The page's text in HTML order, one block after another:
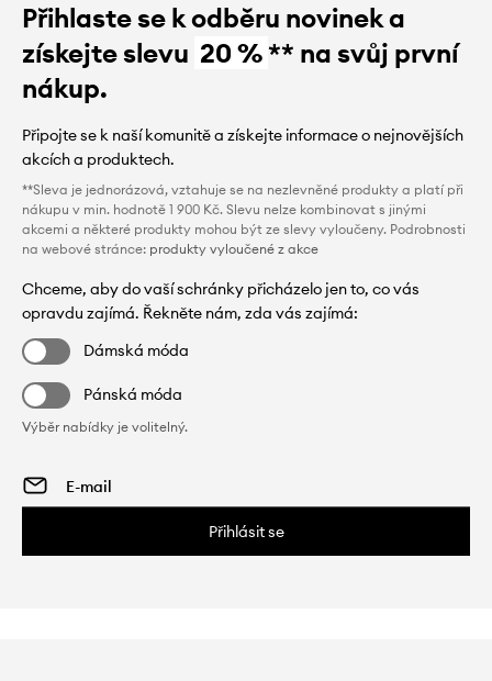
Přihlaste se k odběru novinek a
získejte slevu 20 %** na svůj první
nákup.
Připojte se k naší komunitě a získejte informace o nejnovějších
akcích a produktech.
**Sleva je jednorázová, vztahuje se na nezlevněné produkty a platí při
nákupu v min. hodnotě 1 900 Kč. Slevu nelze kombinovat s jinými
akcemi a některé produkty mohou být ze slevy vyloučeny. Podrobnosti
na webové stránce: produkty vyloučené z akce
Chceme, aby do vaší schránky přicházelo jen to, co vás
opravdu zajímá. Řekněte nám, zda vás zajímá:
Dámská móda
Pánská móda
Výběr nabídky je volitelný.
Přihlásit se